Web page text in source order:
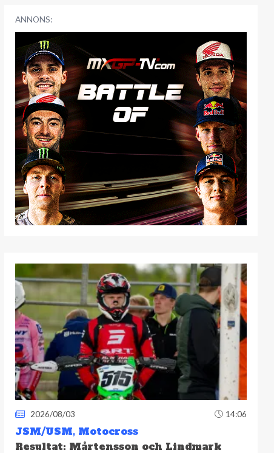
ANNONS:
2026/08/03 14:06
JSM/USM, Motocross
Resultat: Mårtensson och Lindmark